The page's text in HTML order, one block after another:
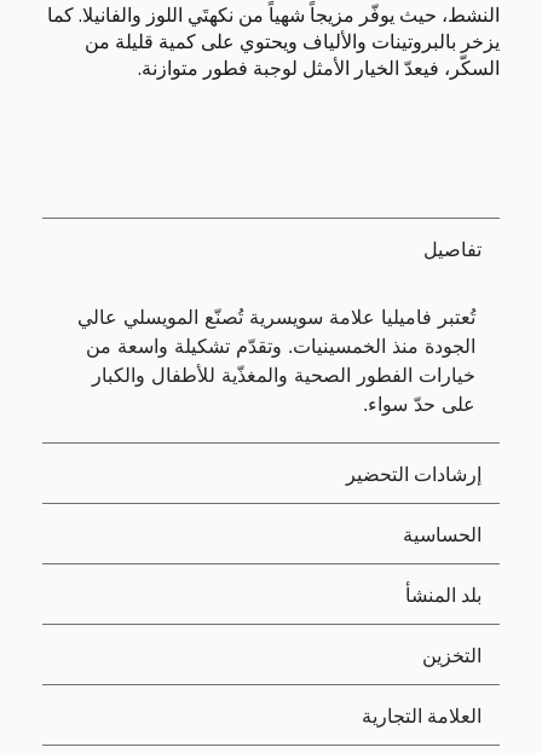
النشط، حيث يوفّر مزيجاً شهياً من نكهتَي اللوز والفانيلا. كما
يزخر بالبروتينات والألياف ويحتوي على كمية قليلة من
السكّر، فيعدّ الخيار الأمثل لوجبة فطور متوازنة.
تفاصيل
تُعتبر فاميليا علامة سويسرية تُصنّع المويسلي عالي
الجودة منذ الخمسينيات. وتقدّم تشكيلة واسعة من
خيارات الفطور الصحية والمغذّية للأطفال والكبار
على حدّ سواء.
إرشادات التحضير
الحساسية
بلد المنشأ
التخزين
العلامة التجارية